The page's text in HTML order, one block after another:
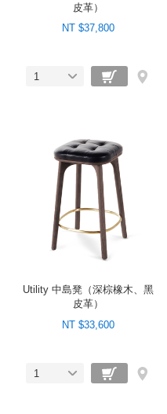
皮革）
NT $37,800
1
Utility 中島凳（深棕橡木、黑
皮革）
NT $33,600
1